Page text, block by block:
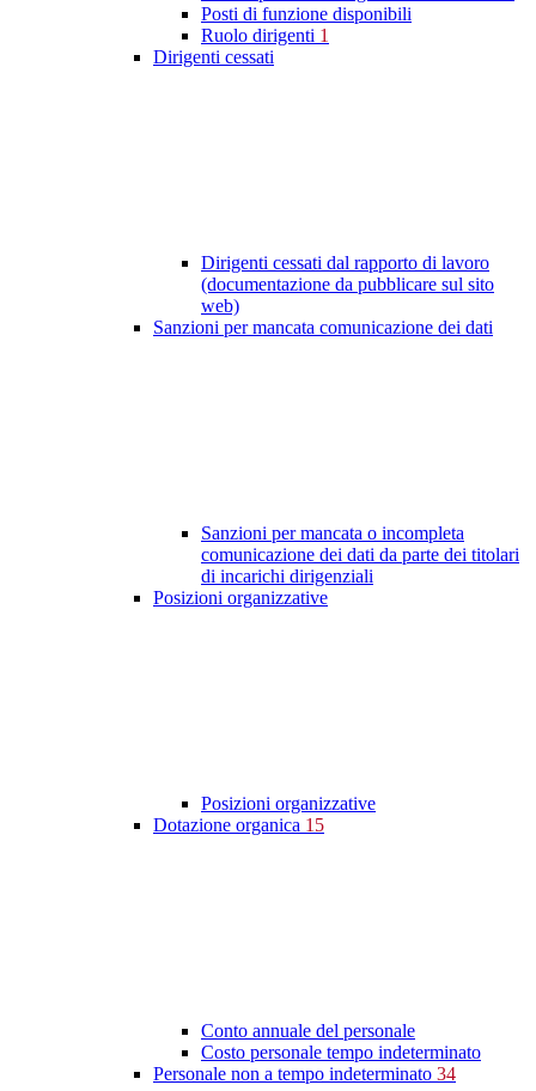
Posti di funzione disponibili
Ruolo dirigenti 1
Dirigenti cessati
Dirigenti cessati dal rapporto di lavoro
(documentazione da pubblicare sul sito
web)
Sanzioni per mancata comunicazione dei dati
Sanzioni per mancata o incompleta
comunicazione dei dati da parte dei titolari
di incarichi dirigenziali
Posizioni organizzative
Posizioni organizzative
Dotazione organica 15
Conto annuale del personale
Costo personale tempo indeterminato
Personale non a tempo indeterminato 34